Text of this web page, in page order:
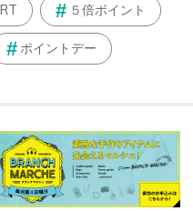
５倍ポイント
ポイントデー